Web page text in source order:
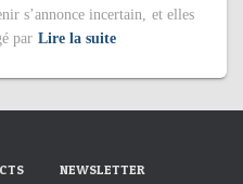
s’annonce incertain, et elles
par Lire la suite
NEWSLETTER